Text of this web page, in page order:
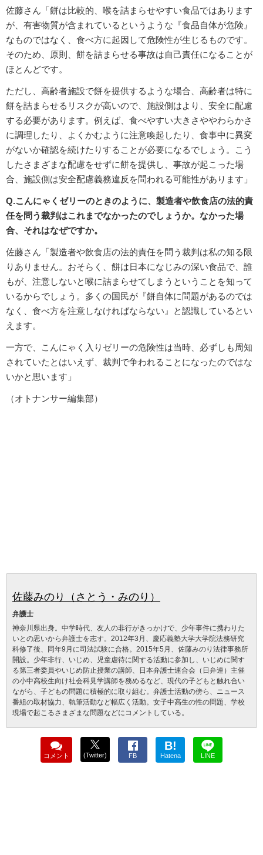
佐藤さん「餅は比較的、喉を詰まらせやすい食品ではあります
が、有害物質が含まれているというような『食品自体が危険』
なものではなく、食べ方に起因して危険性が生じるものです。
そのため、原則、餅を詰まらせる事故は自己責任になることが
ほとんどです。
ただし、高齢者施設で餅を提供するような場合、高齢者は特に
餅を詰まらせるリスクが高いので、施設側はより、安全に配慮
する必要があります。例えば、食べやすい大きさややわらかさ
に調理したり、よくかむように注意喚起したり、食事中に異変
がないか確認を続けたりすることが必要になるでしょう。こう
したさまざまな配慮をせずに餅を提供し、事故が起こった場
合、施設側は安全配慮義務違反を問われる可能性があります」
Q.こんにゃくゼリーのときのように、製造者や飲食店の法的責
任を問う裁判はこれまでなかったのでしょうか。なかった場
合、それはなぜですか。
佐藤さん「製造者や飲食店の法的責任を問う裁判は私の知る限
りありません。おそらく、餅は日本になじみの深い食品で、誰
もが、注意しないと喉に詰まらせてしまうということを知って
いるからでしょう。多くの国民が『餅自体に問題があるのでは
なく、食べ方を注意しなければならない』と認識しているとい
えます。
一方で、こんにゃく入りゼリーの危険性は当時、必ずしも周知
されていたとはいえず、裁判で争われることになったのではな
いかと思います」
（オトナンサー編集部）
佐藤みのり（さとう・みのり）
弁護士
神奈川県出身。中学時代、友人の非行がきっかけで、少年事件に携わりた
いとの思いから弁護士を志す。2012年3月、慶応義塾大学大学院法務研究
科修了後、同年9月に司法試験に合格。2015年5月、佐藤みのり法律事務所
開設。少年非行、いじめ、児童虐待に関する活動に参加し、いじめに関す
る第三者委員やいじめ防止授業の講師、日本弁護士連合会（日弁連）主催
の小中高校生向け社会科見学講師を務めるなど、現代の子どもと触れ合い
ながら、子どもの問題に積極的に取り組む。弁護士活動の傍ら、ニュース
番組の取材協力、執筆活動など幅広く活動。女子中高生の性の問題、学校
現場で起こるさまざまな問題などにコメントしている。
コメント (Twitter) FB
B!
Hatena LINE